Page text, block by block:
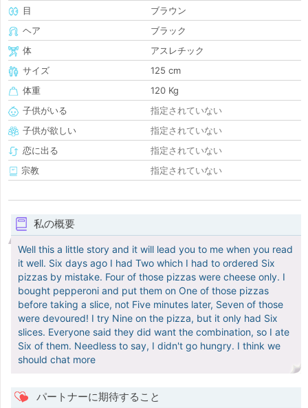
目
ブラウン
ヘア
ブラック
体
アスレチック
サイズ
125 cm
体重
120 Kg
子供がいる
指定されていない
子供が欲しい
指定されていない
恋に出る
指定されていない
宗教
指定されていない
私の概要
Well this a little story and it will lead you to me when you read
it well. Six days ago I had Two which I had to ordered Six
pizzas by mistake. Four of those pizzas were cheese only. I
bought pepperoni and put them on One of those pizzas
before taking a slice, not Five minutes later, Seven of those
were devoured! I try Nine on the pizza, but it only had Six
slices. Everyone said they did want the combination, so I ate
Six of them. Needless to say, I didn't go hungry. I think we
should chat more
パートナーに期待すること